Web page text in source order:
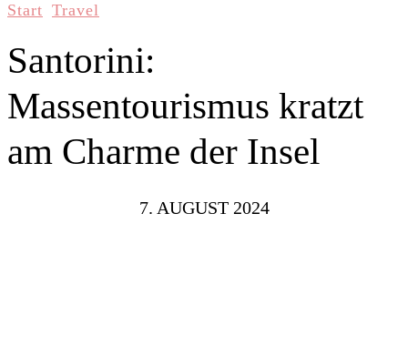
Start Travel
Santorini:
Massentourismus kratzt
am Charme der Insel
7. AUGUST 2024